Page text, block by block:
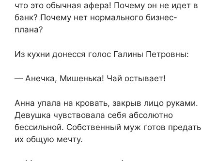
что это обычная афера! Почему он не идет в
банк? Почему нет нормального бизнес-
плана?
Из кухни донесся голос Галины Петровны:
— Анечка, Мишенька! Чай остывает!
Анна упала на кровать, закрыв лицо руками.
Девушка чувствовала себя абсолютно
бессильной. Собственный муж готов предать
их общую мечту.